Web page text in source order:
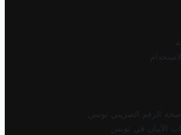
الرقم الضريبي تونس
الآيبان في تونس